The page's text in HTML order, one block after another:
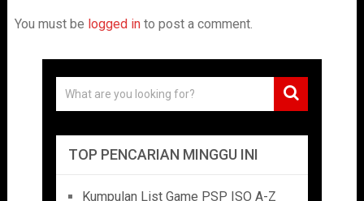
You must be logged into post a comment.
TOP PENCARIAN MINGGU INI
Kumpulan List Game PSP ISO A-Z